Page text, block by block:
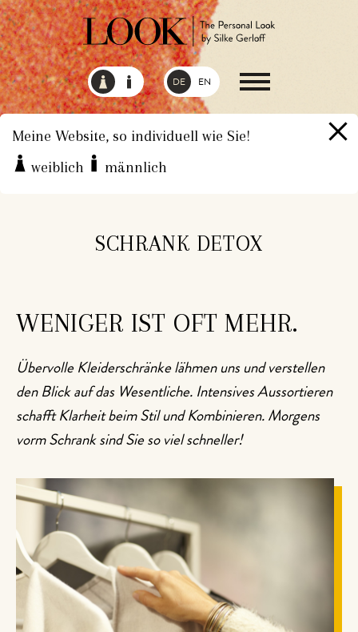
DE EN
Meine Website, so individuell wie Sie!
weiblich
männlich
HOME LEISTUNGEN SCHRANK DETOX
SCHRANK DETOX
WENIGER IST OFT MEHR.
Übervolle Kleiderschränke lähmen uns und verstellen
den Blick auf das Wesentliche. Intensives Aussortieren
schafft Klarheit beim Stil und Kombinieren. Morgens
vorm Schrank sind Sie so viel schneller!